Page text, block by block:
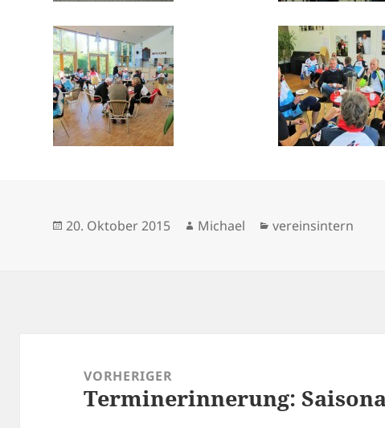
Veröffentlicht
20. Oktober 2015 Autor
Michael Kategorien
vereinsintern
VORHERIGER
Vorheriger
Terminerinnerung: